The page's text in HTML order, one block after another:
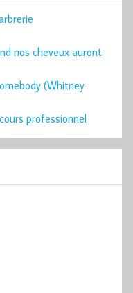
nos cheveux auront
(Whitney
professionnel